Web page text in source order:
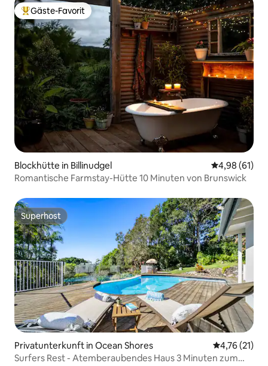
Beliebter Gäste-Favorit.
Gäste-Favorit
Blockhütte in Billinudgel
4,98 (61)
Romantische Farmstay-Hütte 10 Minuten von Brunswick
Superhost
Superhost
Privatunterkunft in Ocean Shores
4,76 (21)
Surfers Rest - Atemberaubendes Haus 3 Minuten zum